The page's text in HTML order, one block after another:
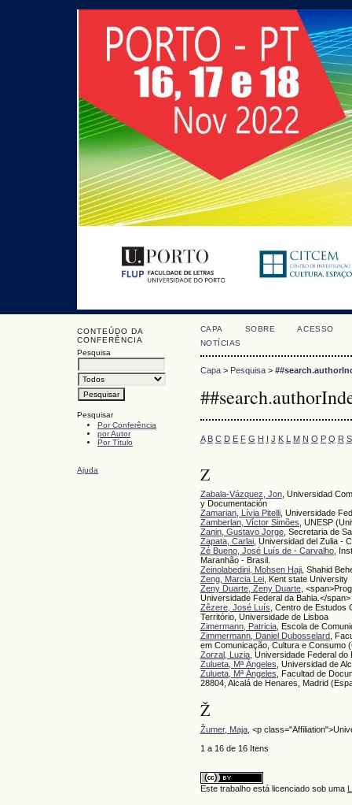
CONTEÚDO DA
CONFERÊNCIA
Pesquisa
Pesquisar
Por Conferência
por Autor
Por Título
Ajuda
CAPA SOBRE
ACESSO
NOTÍCIAS
Capa> Pesquisa>
A B C D E F G H I J K L M N O P Q R S
Z
Zabala-Vázquez, Jon, Universidad
y Documentación
Zamarian, Lívia Pitelli, Universidade
Zamberlan, Víctor Simões , UNESP
Zanin, Gustavo Jorge, Secretaria de
Zapata, Carlai, Universidad del Zulia -
Zé Bueno, José Luís de - Carvalho,
Maranhão - Brasil.
Zeinolabedini, Mohsen Haji, Shahid
Zeng, Marcia Lei, Kent state University
Zeny Duarte, Zeny Duarte,
Universidade Federal da Bahia.</span>
Zêzere, José Luís , Centro de
Território, Universidade de Lisboa
Zimermann, Patricia, Escola de
Zimmermann, Daniel Dubosselard ,
em Comunicação, Cultura e Consumo
Zorzal, Luzia, Universidade Federal do
Zulueta, Mª Ángeles , Universidad de
Zulueta, Mª Ángeles , Facultad de
28804, Alcalá de Henares, Madrid
Ž
Žumer, Maja, <p
1 a 16 de 16 Itens
Este trabalho está licenciado sob uma